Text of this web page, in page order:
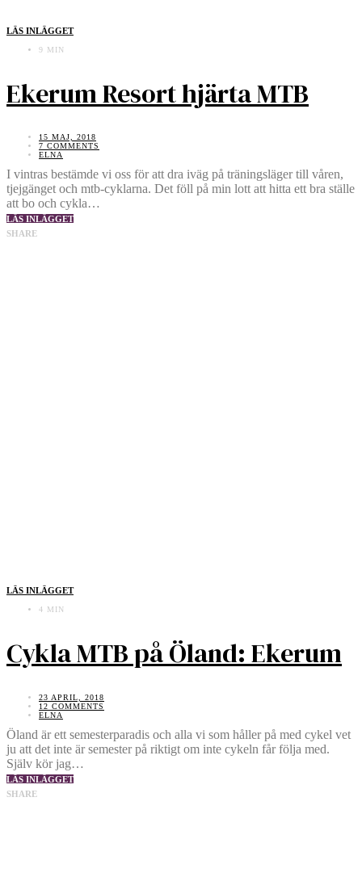
LÄS INLÄGGET
9 MIN
Ekerum Resort hjärta MTB
15 MAJ, 2018
7 COMMENTS
ELNA
I vintras bestämde vi oss för att dra iväg på träningsläger till våren,
tjejgänget och mtb-cyklarna. Det föll på min lott att hitta ett bra ställe
att bo och cykla…
LÄS INLÄGGET
SHARE
LÄS INLÄGGET
4 MIN
Cykla MTB på Öland: Ekerum
23 APRIL, 2018
12 COMMENTS
ELNA
Öland är ett semesterparadis och alla vi som håller på med cykel vet
ju att det inte är semester på riktigt om inte cykeln får följa med.
Själv kör jag…
LÄS INLÄGGET
SHARE